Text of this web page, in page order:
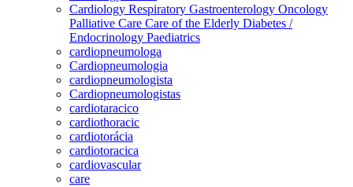
Cardiology Respiratory Gastroenterology Oncology
Palliative Care Care of the Elderly Diabetes /
Endocrinology Paediatrics
cardiopneumologa
Cardiopneumologia
cardiopneumologista
Cardiopneumologistas
cardiotaracico
cardiothoracic
cardiotorácia
cardiotoracica
cardiovascular
care